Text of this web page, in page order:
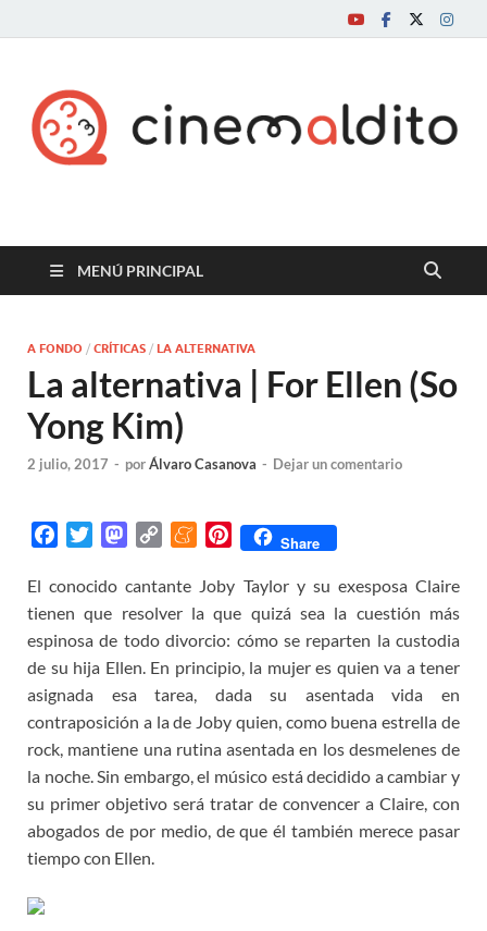
Cine maldito
MENÚ PRINCIPAL
A FONDO / CRÍTICAS / LA ALTERNATIVA
La alternativa | For Ellen (So
Yong Kim)
2 julio, 2017 - porÁlvaro Casanova - Dejar un comentario
c
e
b
o
o
k
i
t
t
e
r
M
s
t
o
d
o
n
p
y
L
i
n
k
M
n
e
a
m
P
n
t
e
r
e
s
t
Share
El conocido cantante Joby Taylor y su exesposa Claire
tienen que resolver la que quizá sea la cuestión más
espinosa de todo divorcio: cómo se reparten la custodia
de su hija Ellen. En principio, la mujer es quien va a tener
asignada esa tarea, dada su asentada vida en
contraposición a la de Joby quien, como buena estrella de
rock, mantiene una rutina asentada en los desmelenes de
la noche. Sin embargo, el músico está decidido a cambiar y
su primer objetivo será tratar de convencer a Claire, con
abogados de por medio, de que él también merece pasar
tiempo con Ellen.